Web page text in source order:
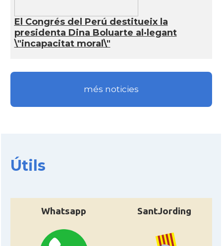
El Congrés del Perú destitueix la
presidenta Dina Boluarte al·legant
\"incapacitat moral\"
més noticies
Útils
Whatsapp SantJording